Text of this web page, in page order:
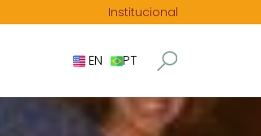
Institucional
EN PT